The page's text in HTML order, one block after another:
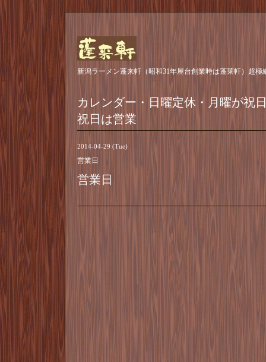
新潟ラーメン蓬来軒（昭和31年屋台創業時は蓬莱軒）超
カレンダー・日曜定休・月曜が祝
祝日は営業
2014-04-29 (Tue)
営業日
営業日